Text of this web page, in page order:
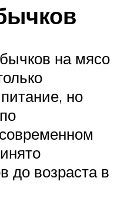
на мясо
но
до возраста в